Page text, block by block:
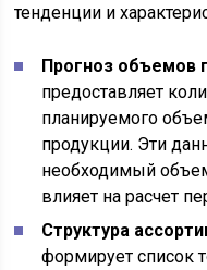
тенденции и
Прогноз объемов
предоставляет
планируемого
продукции. Эти
необходимый
влияет на расчет
Структура
формирует список